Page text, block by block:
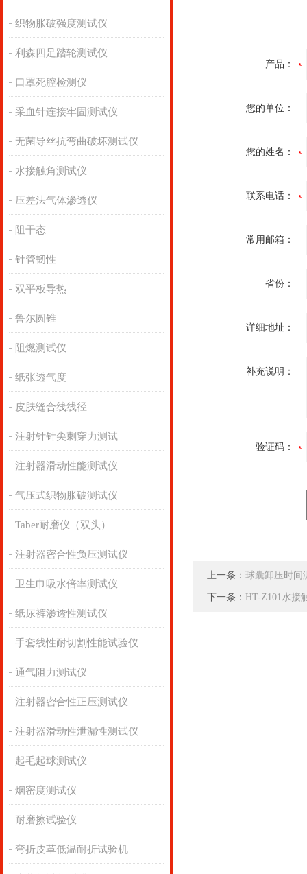
织物胀破强度测试仪
利森四足踏轮测试仪
口罩死腔检测仪
采血针连接牢固测试仪
无菌导丝抗弯曲破坏测试仪
水接触角测试仪
压差法气体渗透仪
阻干态
针管韧性
双平板导热
鲁尔圆锥
阻燃测试仪
纸张透气度
皮肤缝合线线径
注射针针尖刺穿力测试
注射器滑动性能测试仪
气压式织物胀破测试仪
Taber耐磨仪（双头）
注射器密合性负压测试仪
卫生巾吸水倍率测试仪
纸尿裤渗透性测试仪
手套线性耐切割性能试验仪
通气阻力测试仪
注射器密合性正压测试仪
注射器滑动性泄漏性测试仪
起毛起球测试仪
烟密度测试仪
耐磨擦试验仪
弯折皮革低温耐折试验机
产品：
您的单位：
您的姓名：
联系电话：
常用邮箱：
省份：
详细地址：
补充说明：
验证码：
上一条： 球囊卸压时间
下一条： HT-Z101水接